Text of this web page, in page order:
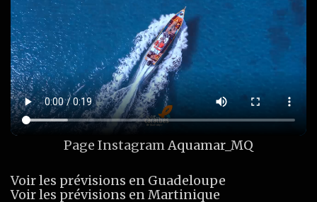
Page InstagramAquamar_MQ
Voir les prévisions en Guadeloupe
Voir les prévisions en Martinique